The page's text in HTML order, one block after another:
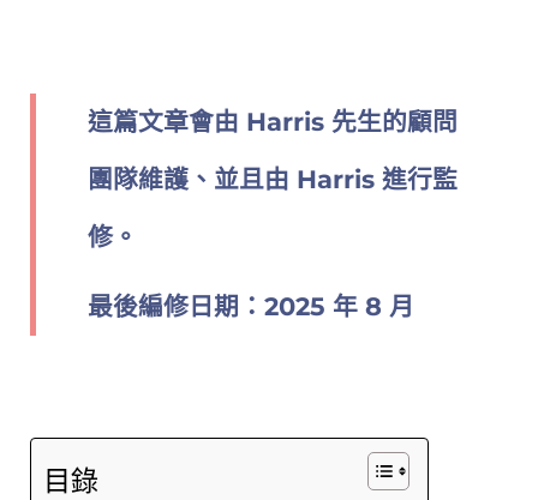
這篇文章會由 Harris 先生的顧問
團隊維護、並且由 Harris 進行監
修。
最後編修日期：2025 年 8 月
目錄